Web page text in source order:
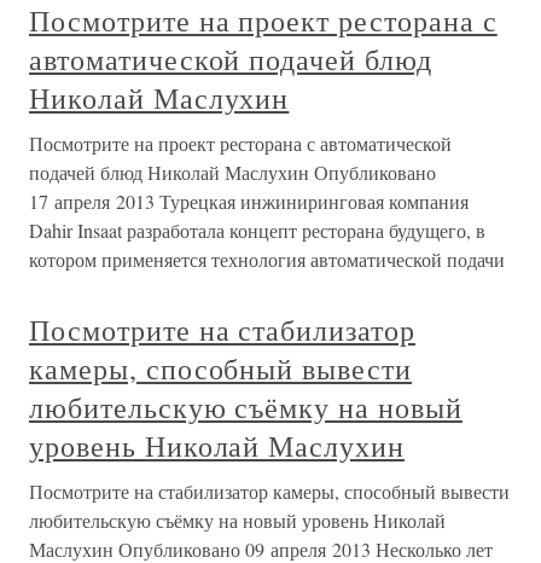
Посмотрите на проект ресторана с
автоматической подачей блюд
Николай Маслухин
Посмотрите на проект ресторана с автоматической
подачей блюд Николай Маслухин Опубликовано
17 апреля 2013 Турецкая инжиниринговая компания
Dahir Insaat разработала концепт ресторана будущего, в
котором применяется технология автоматической подачи
Посмотрите на стабилизатор
камеры, способный вывести
любительскую съёмку на новый
уровень Николай Маслухин
Посмотрите на стабилизатор камеры, способный вывести
любительскую съёмку на новый уровень Николай
Маслухин Опубликовано 09 апреля 2013 Несколько лет